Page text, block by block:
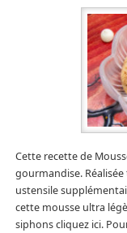
Cette recette de
gourmandise.
ustensile
cette mousse ultra
siphons cliquez ici.